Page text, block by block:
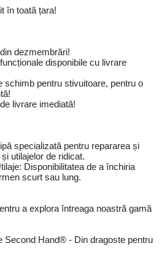
în toată țara!
dezmembrări!
disponibile cu livrare
schimb pentru stivuitoare, pentru o
livrare imediată!
specializată pentru repararea și
utilajelor de ridicat.
Disponibilitatea de a închiria
scurt sau lung.
a explora întreaga noastră gamă
Second Hand® - Din dragoste pentru